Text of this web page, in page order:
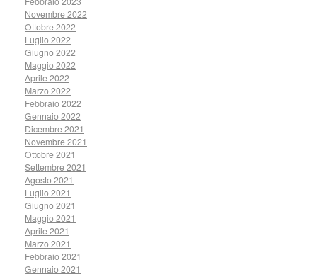
Novembre 2022
Ottobre 2022
Luglio 2022
Giugno 2022
Maggio 2022
Aprile 2022
Marzo 2022
Febbraio 2022
Gennaio 2022
Dicembre 2021
Novembre 2021
Ottobre 2021
Settembre 2021
Agosto 2021
Luglio 2021
Giugno 2021
Maggio 2021
Aprile 2021
Marzo 2021
Febbraio 2021
Gennaio 2021